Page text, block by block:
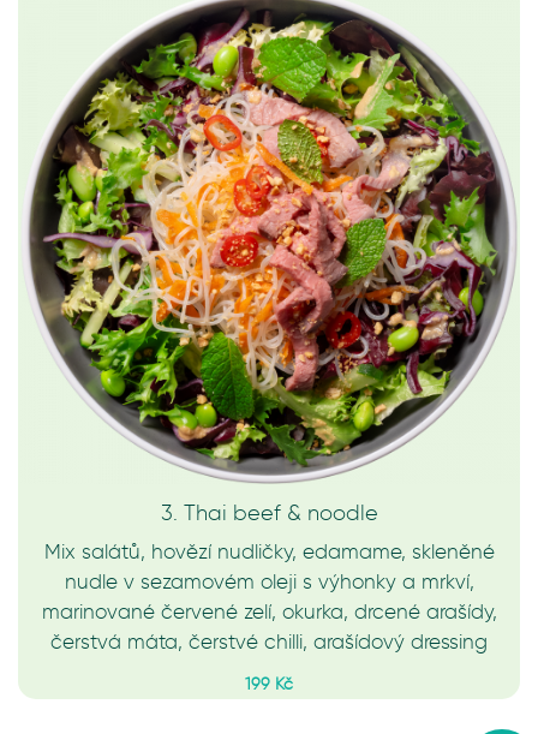
3. Thai beef & noodle
Mix salátů, hovězí nudličky, edamame, skleněné
nudle v sezamovém oleji s výhonky a mrkví,
marinované červené zelí, okurka, drcené arašídy,
čerstvá máta, čerstvé chilli, arašídový dressing
199 Kč